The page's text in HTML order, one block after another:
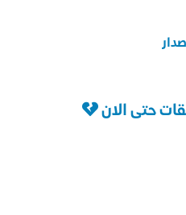
حتى الان